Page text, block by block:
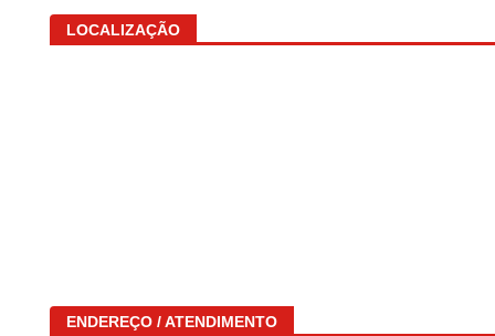
LOCALIZAÇÃO
ENDEREÇO / ATENDIMENTO